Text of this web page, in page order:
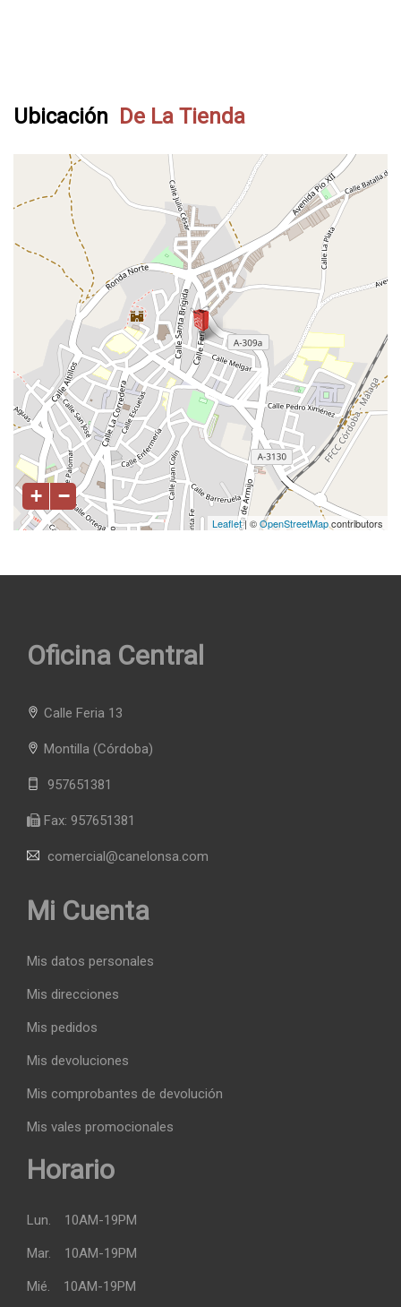
Ubicación De La Tienda
+ −
Leaflet| ©OpenStreetMapcontributors
Oficina Central
Calle Feria 13
Montilla (Córdoba)
957651381
Fax: 957651381
comercial@canelonsa.com
Mi Cuenta
Mis datos personales
Mis direcciones
Mis pedidos
Mis devoluciones
Mis comprobantes de devolución
Mis vales promocionales
Horario
Lun. 10AM-19PM
Mar. 10AM-19PM
Mié. 10AM-19PM